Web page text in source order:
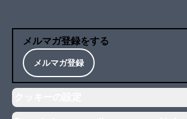
メルマガ登録をする
メルマガ登録